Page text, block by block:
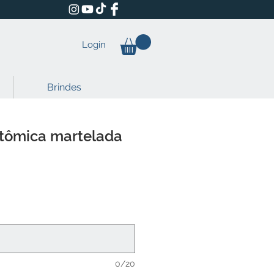
Login
Brindes
martelada
0/20